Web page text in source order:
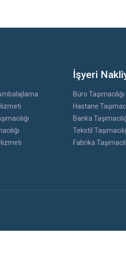
İşyeri
Büro Taşımacılığı
Hastane
Banka
Tekstil
Fabrika